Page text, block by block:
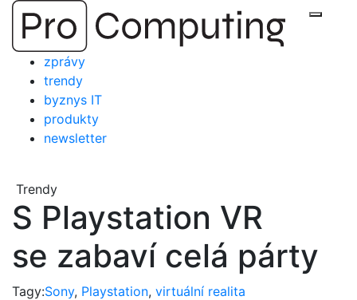
Přejít
obsah
zprávy
trendy
byznys IT
produkty
newsletter
Trendy
S Playstation VR
se zabaví celá párty
Tagy:Sony, Playstation, virtuální realita